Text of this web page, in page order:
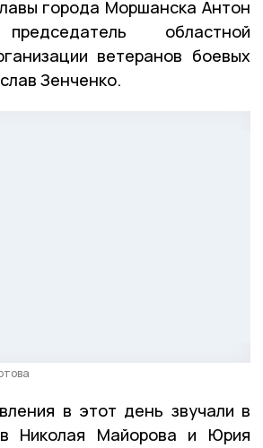
города Моршанска Антон
областной
ветеранов боевых
Зенченко.
в этот день звучали в
Николая Майорова и Юрия